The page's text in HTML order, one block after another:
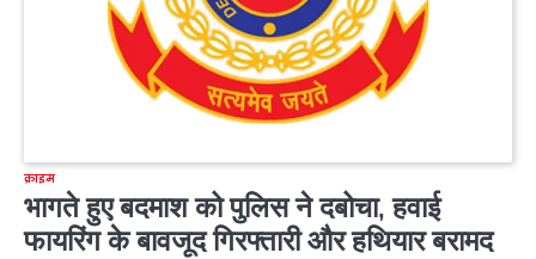
क्राइम
भागते हुए बदमाश को पुलिस ने दबोचा, हवाई
फायरिंग के बावजूद गिरफ्तारी और हथियार बरामद